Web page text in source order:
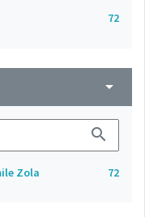
72
arrow_drop_down
search
Zola 72